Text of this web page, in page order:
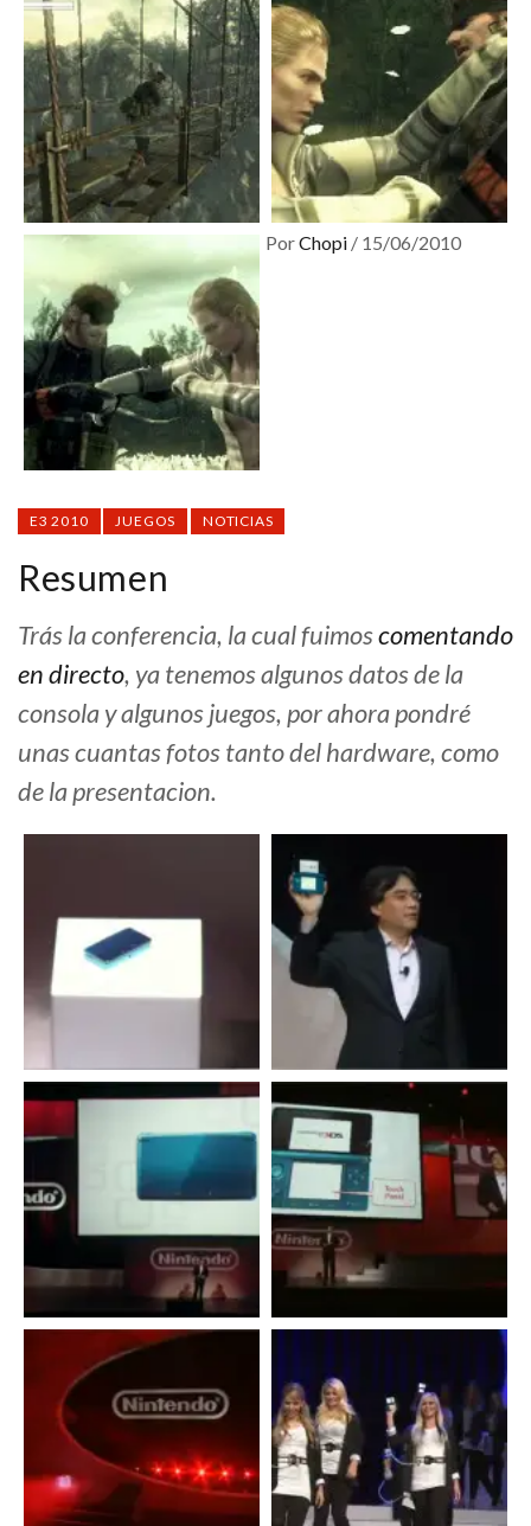
PorChopi / 15/06/2010
E3 2010 JUEGOS NOTICIAS
Resumen
Trás la conferencia, la cual fuimoscomentando
en directo, ya tenemos algunos datos de la
consola y algunos juegos, por ahora pondré
unas cuantas fotos tanto del hardware, como
de la presentacion.